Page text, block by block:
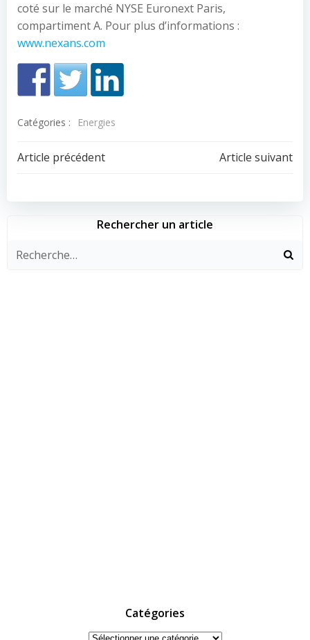
coté sur le marché NYSE Euronext Paris,
compartiment A. Pour plus d’informations :
www.nexans.com
Catégories : Energies
Navigation
de
l’article
Article précédent
Navigation
de
l’article
Article suivant
Rechercher un article
Catégories
Catégories